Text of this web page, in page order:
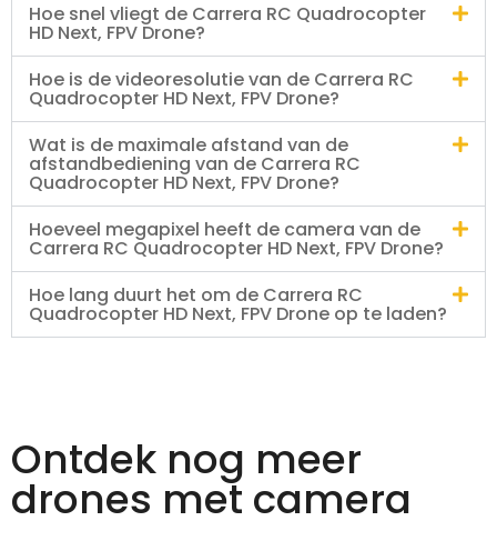
Hoe snel vliegt de Carrera RC Quadrocopter
HD Next, FPV Drone?
Hoe is de videoresolutie van de Carrera RC
Quadrocopter HD Next, FPV Drone?
Wat is de maximale afstand van de
afstandbediening van de Carrera RC
Quadrocopter HD Next, FPV Drone?
Hoeveel megapixel heeft de camera van de
Carrera RC Quadrocopter HD Next, FPV Drone?
Hoe lang duurt het om de Carrera RC
Quadrocopter HD Next, FPV Drone op te laden?
Ontdek nog meer
drones met camera